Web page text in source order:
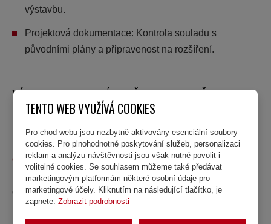
výstavbu.
Projektová dokumentace: Kontrola souladu s
původními plány a připravenost na rozšíření.
VÝHODY MONTOVANÝCH DŘEVOSTAVEB PŘI
ROZŠÍŘENÍ
Rozšíření dřevostavby přináší mnoho výhod.Montované
domyminimalizují čas potřebný k realizaci, snižují riziko
komplikací a eliminují kreativní zásahy stavebníků. Navíc
díky tomu, že se jedná o prefabrikované celky, dochází k
menšímu narušení běžného provozu domu.
TENTO WEB VYUŽÍVÁ COOKIES
Pro chod webu jsou nezbytně aktivovány esenciální soubory
cookies. Pro plnohodnotné poskytování služeb, personalizaci
reklam a analýzu návštěvnosti jsou však nutné povolit i
volitelné cookies. Se souhlasem můžeme také předávat
marketingovým platformám některé osobní údaje pro
marketingové účely. Kliknutím na následující tlačítko, je
zapnete.Zobrazit podrobnosti